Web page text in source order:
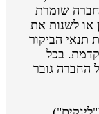
שומרת
לשנות את
הביקור
בכל
גובר